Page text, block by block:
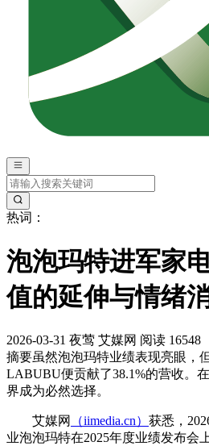
热词：
泡泡玛特进军家
值的延伸与情绪
2026-03-31 夜莺 艾媒网 阅读 16548
摘要虽然泡泡玛特业绩表现亮眼，
LABUBU便贡献了38.1%的营收。
界成为必然选择。
艾媒网 （iimedia.cn） 获悉，
业泡泡玛特在2025年度业绩发布会